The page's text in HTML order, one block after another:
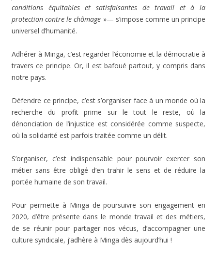
conditions équitables et satisfaisantes de travail et à la
protection contre le chômage »— s’impose comme un principe
universel d’humanité.
Adhérer à Minga, c’est regarder l’économie et la démocratie à
travers ce principe. Or, il est bafoué partout, y compris dans
notre pays.
Défendre ce principe, c’est s’organiser face à un monde où la
recherche du profit prime sur le tout le reste, où la
dénonciation de l’injustice est considérée comme suspecte,
où la solidarité est parfois traitée comme un délit.
S’organiser, c’est indispensable pour pourvoir exercer son
métier sans être obligé d’en trahir le sens et de réduire la
portée humaine de son travail.
Pour permette à Minga de poursuivre son engagement en
2020, d’être présente dans le monde travail et des métiers,
de se réunir pour partager nos vécus, d’accompagner une
culture syndicale, j’adhère à Minga dès aujourd’hui !